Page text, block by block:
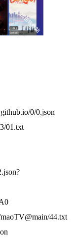
0/0.json
01.txt
44.txt